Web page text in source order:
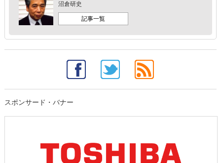
沼倉研史
記事一覧
スポンサード・バナー